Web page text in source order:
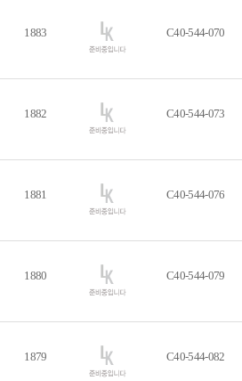
1883 C40-544-070
1882 C40-544-073
1881 C40-544-076
1880 C40-544-079
1879 C40-544-082